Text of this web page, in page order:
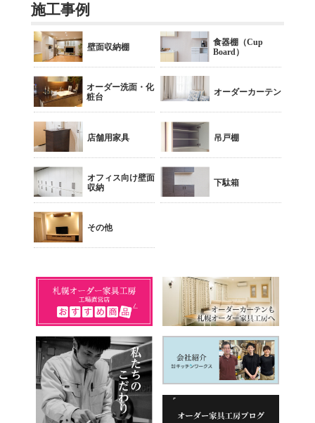
施工事例
壁面収納棚
食器棚（Cup
Board）
オーダー洗面・化
粧台
オーダーカーテン
店舗用家具 吊戸棚
オフィス向け壁面
収納
下駄箱
その他